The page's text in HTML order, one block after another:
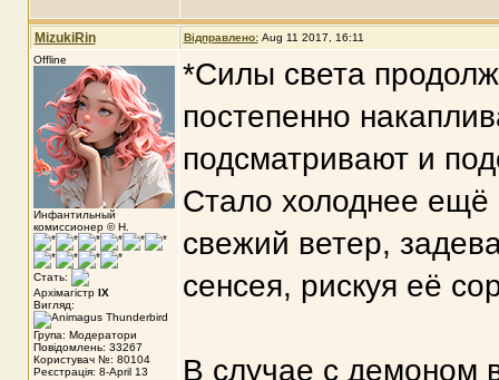
MizukiRin Відправлено: Aug 11 2017, 16:11
Offline
Инфантильный
комиссионер © Н.
Стать:
Архімагістр IX
Вигляд:
Група: Модератори
Повідомлень: 33267
Користувач №: 80104
Реєстрація: 8-April 13
*Силы света
постепенно
подсматривают и
Стало холоднее ещё
свежий ветер,
сенсея, рискуя её
В случае с демоном